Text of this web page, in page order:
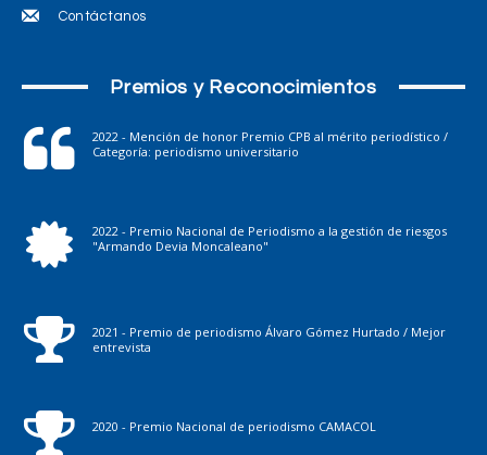
Contáctanos
Premios y Reconocimientos
2022 - Mención de honor Premio CPB al mérito periodístico /
Categoría: periodismo universitario
2022 - Premio Nacional de Periodismo a la gestión de riesgos
"Armando Devia Moncaleano"
2021 - Premio de periodismo Álvaro Gómez Hurtado / Mejor
entrevista
2020 - Premio Nacional de periodismo CAMACOL